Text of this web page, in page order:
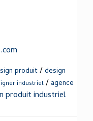
produit/design
industriel /agence
produit industriel